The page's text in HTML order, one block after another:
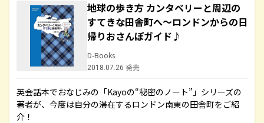
地球の歩き方 カンタベリーと周辺の
すてきな田舎町へ～ロンドンからの日
帰りおさんぽガイド♪
D-Books
2018.07.26 発売
英会話本でおなじみの「Kayoの“秘密のノート”」シリーズの
著者が、今度は自分の滞在するロンドン南東の田舎町をご紹
介！